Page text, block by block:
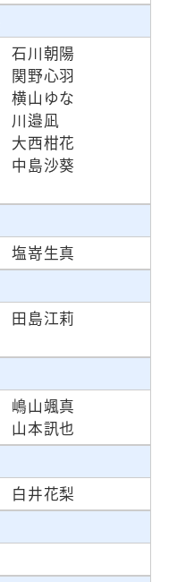
石川朝陽
関野心羽
横山ゆな
川邉凪
大西柑花
中島沙葵
塩嵜生真
田島江莉
嶋山颯真
山本訊也
白井花梨